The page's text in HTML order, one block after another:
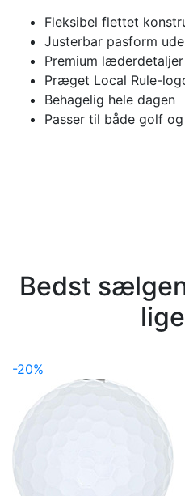
Fleksibel flettet
Justerbar pasform
Premium læderdetaljer
Præget Local Rule-
Behagelig hele dagen
Passer til både golf
Bedst
-20%